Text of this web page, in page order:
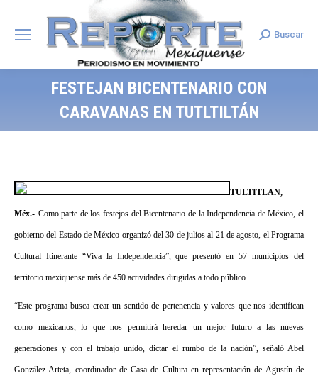
Search:
Buscar
FESTEJAN BICENTENARIO CON
CARAVANAS EN TUTLTILTÁN
TULTITLAN,
Méx.- Como parte de los festejos del Bicentenario de la Independencia de México, el
gobierno del Estado de México organizó del 30 de julios al 21 de agosto, el Programa
Cultural Itinerante “Viva la Independencia”, que presentó en 57 municipios del
territorio mexiquense más de 450 actividades dirigidas a todo público.
“Este programa busca crear un sentido de pertenencia y valores que nos identifican
como mexicanos, lo que nos permitirá heredar un mejor futuro a las nuevas
generaciones y con el trabajo unido, dictar el rumbo de la nación”, señaló Abel
González Arteta, coordinador de Casa de Cultura en representación de Agustín de